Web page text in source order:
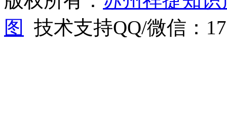
图
技术支持QQ/微信：